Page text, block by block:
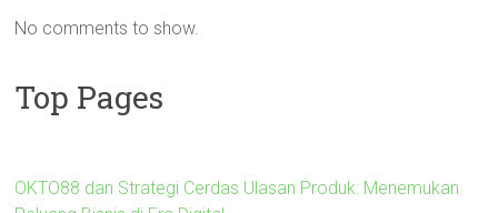
No comments to show.
Top Pages
OKTO88 dan Strategi Cerdas Ulasan Produk: Menemukan